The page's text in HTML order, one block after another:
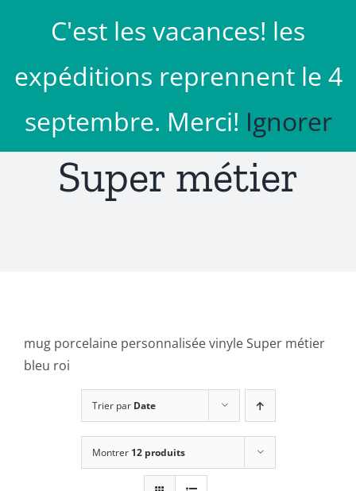
C'est les vacances! les
expéditions reprennent le 4
septembre. Merci! Ignorer
Super métier
mug porcelaine personnalisée vinyle Super métier
bleu roi
Trier par Date
Montrer 12 produits